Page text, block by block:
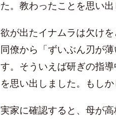
た。教わったことを思い
欲が出たイナムラは欠け
同僚から「ずいぶん刃が
す。そういえば研ぎの指
を思い出しました。もし
実家に確認すると、母が